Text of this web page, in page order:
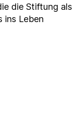
die Stiftung als
ins Leben